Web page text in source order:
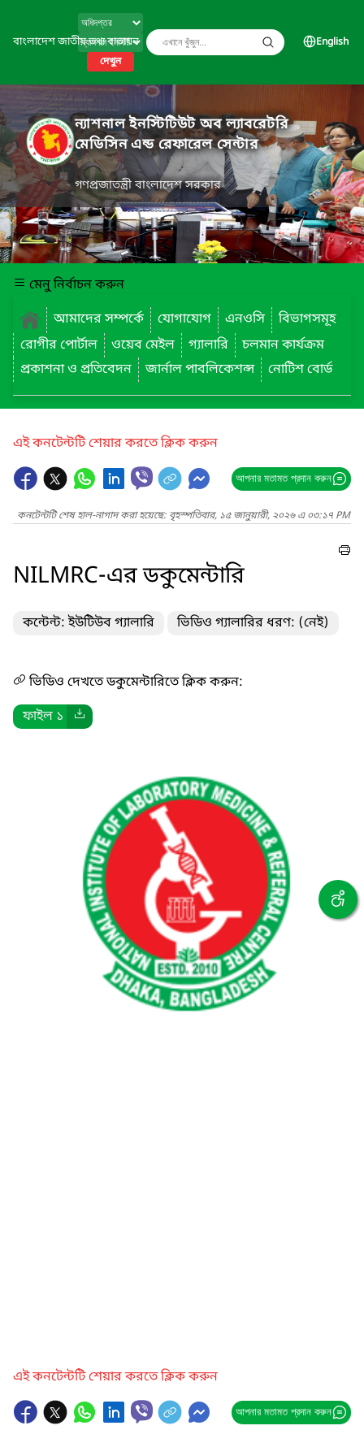
বাংলাদেশ জাতীয় তথ্য বাতায়ন
দেখুন
English
ন্যাশনাল ইনস্টিটিউট অব ল্যাবরেটরি
মেডিসিন এন্ড রেফারেল সেন্টার
গণপ্রজাতন্ত্রী বাংলাদেশ সরকার
মেনু নির্বাচন করুন
আমাদের সম্পর্কে
যোগাযোগ এনওসি
বিভাগসমূহ
রোগীর পোর্টাল
ওয়েব মেইল গ্যালারি
চলমান কার্যক্রম
প্রকাশনা ও প্রতিবেদন
জার্নাল পাবলিকেশন্স নোটিশ বোর্ড
এই কনটেন্টটি শেয়ার করতে ক্লিক করুন
আপনার মতামত প্রদান করুন
কনটেন্টটি শেষ হাল-নাগাদ করা হয়েছে: বৃহস্পতিবার, ১৫ জানুয়ারী, ২০২৬ এ ০৩:১৭ PM
NILMRC-এর ডকুমেন্টারি
কন্টেন্ট: ইউটিউব গ্যালারি ভিডিও গ্যালারির ধরণ: (নেই)
ভিডিও দেখতে ডকুমেন্টারিতে ক্লিক করুন:
ফাইল ১
এই কনটেন্টটি শেয়ার করতে ক্লিক করুন
আপনার মতামত প্রদান করুন